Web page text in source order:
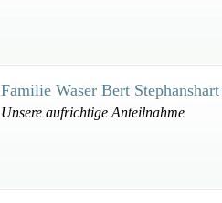
Familie Waser Bert
Unsere aufrichtige Anteilnahme